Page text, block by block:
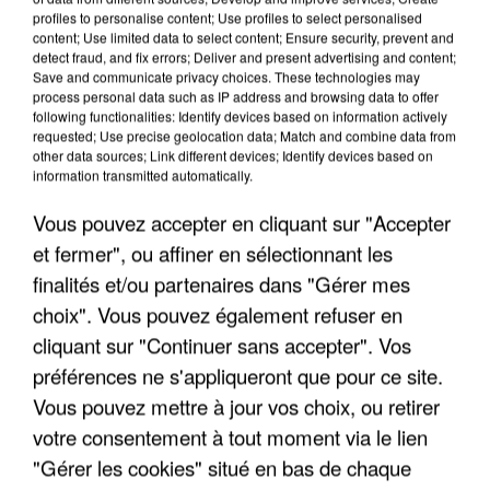
LES INTERVIEWS CHANTE
FRANCE
Voir plus
"JE SUIS À DISPOSITION DES
ENFOIRÉS"
"ON A TOUS LE TRAC"
"ON N'EST PAS DES PARENTS
PARFAITS"
profiles to personalise content; Use profiles to select personalised
content; Use limited data to select content; Ensure security, prevent and
detect fraud, and fix errors; Deliver and present advertising and content;
Save and communicate privacy choices. These technologies may
process personal data such as IP address and browsing data to offer
following functionalities: Identify devices based on information actively
requested; Use precise geolocation data; Match and combine data from
other data sources; Link different devices; Identify devices based on
information transmitted automatically.
Vous pouvez accepter en cliquant sur "Accepter
et fermer", ou affiner en sélectionnant les
finalités et/ou partenaires dans "Gérer mes
choix". Vous pouvez également refuser en
cliquant sur "Continuer sans accepter". Vos
préférences ne s'appliqueront que pour ce site.
Vous pouvez mettre à jour vos choix, ou retirer
votre consentement à tout moment via le lien
"Gérer les cookies" situé en bas de chaque